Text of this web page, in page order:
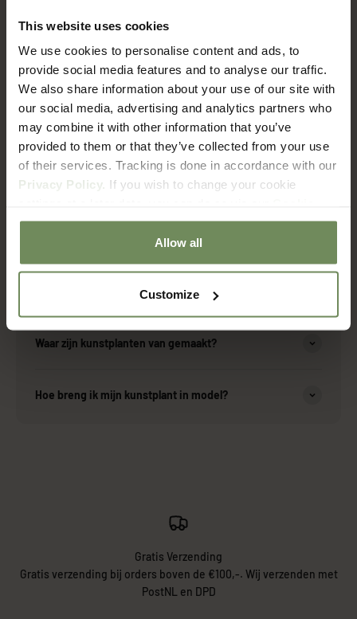
This website uses cookies
We use cookies to personalise content and ads, to
provide social media features and to analyse our traffic.
We also share information about your use of our site with
our social media, advertising and analytics partners who
may combine it with other information that you’ve
provided to them or that they’ve collected from your use
of their services. Tracking is done in accordance with our
Privacy Policy. If you wish to change your cookie
Policypage.
Allow all
Customize
Met welke bezorgdienst werken jullie?
Hoe zit het met retourneren?
Over onze producten
Zijn de kunstplanten geschikt voor buiten?
Hoe onderhoud ik mijn kunstplant?
Waar zijn kunstplanten van gemaakt?
Hoe breng ik mijn kunstplant in model?
Gratis Verzending
Gratis verzending bij orders boven de €100,-. Wij verzenden met
PostNL en DPD